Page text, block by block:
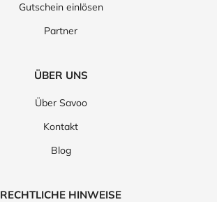
Gutschein einlösen
Partner
ÜBER UNS
Über Savoo
Kontakt
Blog
RECHTLICHE HINWEISE